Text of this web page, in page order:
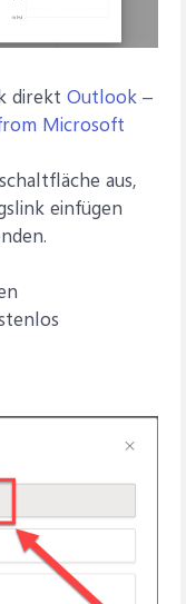
direkt Outlook –
Microsoft
aus,
einfügen